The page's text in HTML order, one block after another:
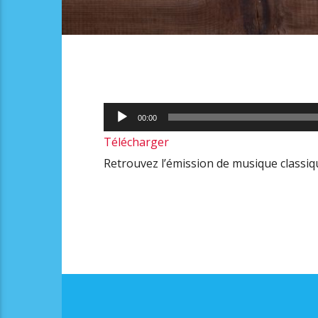
Lecteur
audio
00:00
Télécharger
Retrouvez l’émission de musique